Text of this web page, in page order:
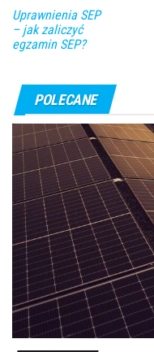
Uprawnienia SEP
– jak zaliczyć
egzamin SEP?
POLECANE